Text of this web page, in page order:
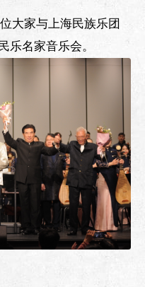
大家与上海民族乐团
乐名家音乐会。